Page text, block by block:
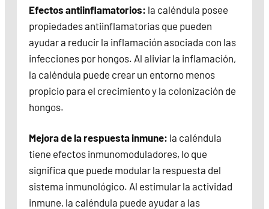
Efectos antiinflamatorios: la caléndula posee
propiedades antiinflamatorias que pueden
ayudar a reducir la inflamación asociada con las
infecciones por hongos. Al aliviar la inflamación,
la caléndula puede crear un entorno menos
propicio para el crecimiento y la colonización de
hongos.
Mejora de la respuesta inmune: la caléndula
tiene efectos inmunomoduladores, lo que
significa que puede modular la respuesta del
sistema inmunológico. Al estimular la actividad
inmune, la caléndula puede ayudar a las